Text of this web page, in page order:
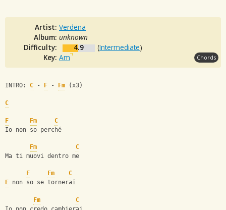
Artist: Verdena
Album: unknown
Difficulty:
4.9 (Intermediate)
Key: Am Chords
INTRO: C - F - Fm (x3)
C
F Fm
C
Io non so perché
Fm
C
Ma ti muovi dentro me
F Fm
C
E non so se tornerai
Fm
C